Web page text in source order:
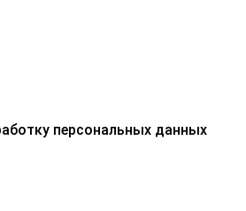
персональных данных